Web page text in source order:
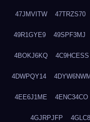
47JMVITW 47TRZS70
49R1GYE9 49SPF3MJ
4BOKJ6KQ 4C9HCESS
4DWPQY14 4DYW6NWM
4EE6J1ME 4ENC34CO
4GJRPJFP